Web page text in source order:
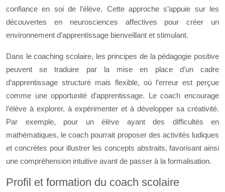
confiance en soi de l’élève. Cette approche s’appuie sur les
découvertes en neurosciences affectives pour créer un
environnement d’apprentissage bienveillant et stimulant.
Dans le coaching scolaire, les principes de la pédagogie positive
peuvent se traduire par la mise en place d’un cadre
d’apprentissage structuré mais flexible, où l’erreur est perçue
comme une opportunité d’apprentissage. Le coach encourage
l’élève à explorer, à expérimenter et à développer sa créativité.
Par exemple, pour un élève ayant des difficultés en
mathématiques, le coach pourrait proposer des activités ludiques
et concrètes pour illustrer les concepts abstraits, favorisant ainsi
une compréhension intuitive avant de passer à la formalisation.
Profil et formation du coach scolaire